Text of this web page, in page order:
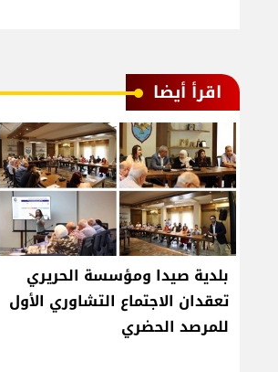
اقرأ أيضا
بلدية صيدا ومؤسسة الحريري
تعقدان الاجتماع التشاوري الأول
للمرصد الحضري